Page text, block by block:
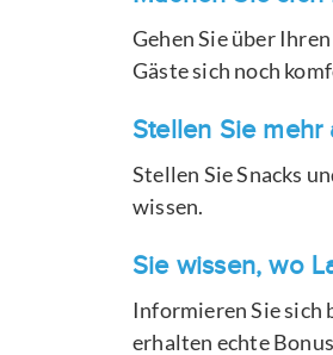
Gehen Sie über
Gäste sich noch
Stellen Sie
Stellen Sie Snacks
wissen.
Sie wissen, wo
Informieren Sie sich
erhalten echte